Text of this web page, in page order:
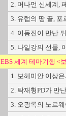
2. 머나먼 신세계,
3. 유럽의 땅 끝, 포
4. 이동진이 만난
5. 나일강의 선물,
EBS 세계 테마기행 <
1. 보헤미안 이상
2. 탁재형PD가 만
3. 오광록의 노르